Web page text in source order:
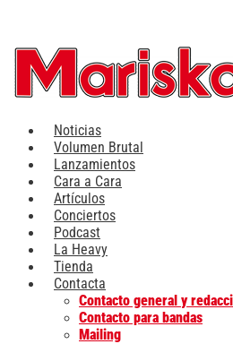
contenido
Noticias
Volumen Brutal
Lanzamientos
Cara a Cara
Artículos
Conciertos
Podcast
La Heavy
Tienda
Contacta
Contacto general y
Contacto para bandas
Mailing